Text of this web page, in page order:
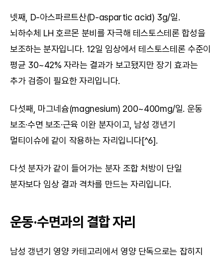
넷째, D-아스파르트산(D-aspartic acid) 3g/일.
뇌하수체 LH 호르몬 분비를 자극해 테스토스테론 합성을
보조하는 분자입니다. 12일 임상에서 테스토스테론 수준이
평균 30~42% 자라는 결과가 보고됐지만 장기 효과는
추가 검증이 필요한 자리입니다.
다섯째, 마그네슘(magnesium) 200~400mg/일. 운동
보조·수면 보조·근육 이완 분자이고, 남성 갱년기
멀티이슈에 같이 작용하는 자리입니다[^6].
다섯 분자가 같이 들어가는 분자 조합 처방이 단일
분자보다 임상 결과 격차를 만드는 자리입니다.
운동·수면과의 결합 자리
남성 갱년기 영양 카테고리에서 영양 단독으로는 잡히지